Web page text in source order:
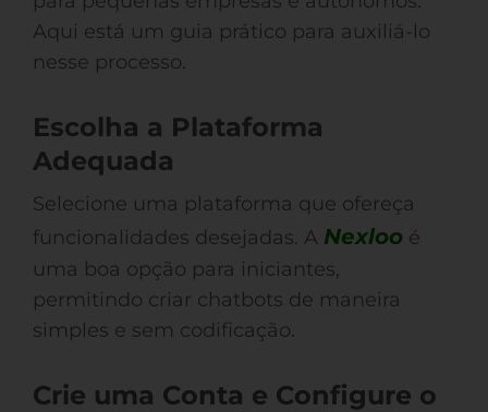
Aqui está um guia prático para auxiliá-lo
nesse processo.
Escolha a Plataforma
Adequada
Selecione uma plataforma que ofereça
funcionalidades desejadas. A Nexloo é
uma boa opção para iniciantes,
permitindo criar chatbots de maneira
simples e sem codificação.
Crie uma Conta e Configure o